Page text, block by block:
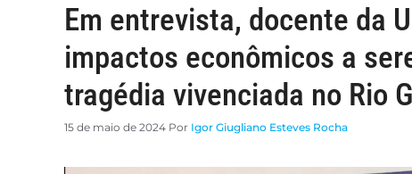
Em entrevista, docente da
impactos econômicos a
tragédia vivenciada no Rio
15 de maio de 2024 Por Igor Giugliano Esteves Rocha